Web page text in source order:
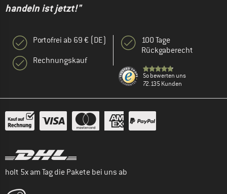
handeln ist jetzt!"
Portofrei ab 69 € (DE)
Rechnungskauf
100 Tage
Rückgaberecht
So bewerten uns
72.135 Kunden
holt 5x am Tag die Pakete bei uns ab